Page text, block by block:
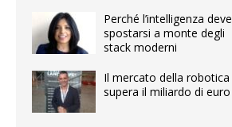
Perché l’intelligenza deve
spostarsi a monte degli
stack moderni
Il mercato della robotica
supera il miliardo di euro